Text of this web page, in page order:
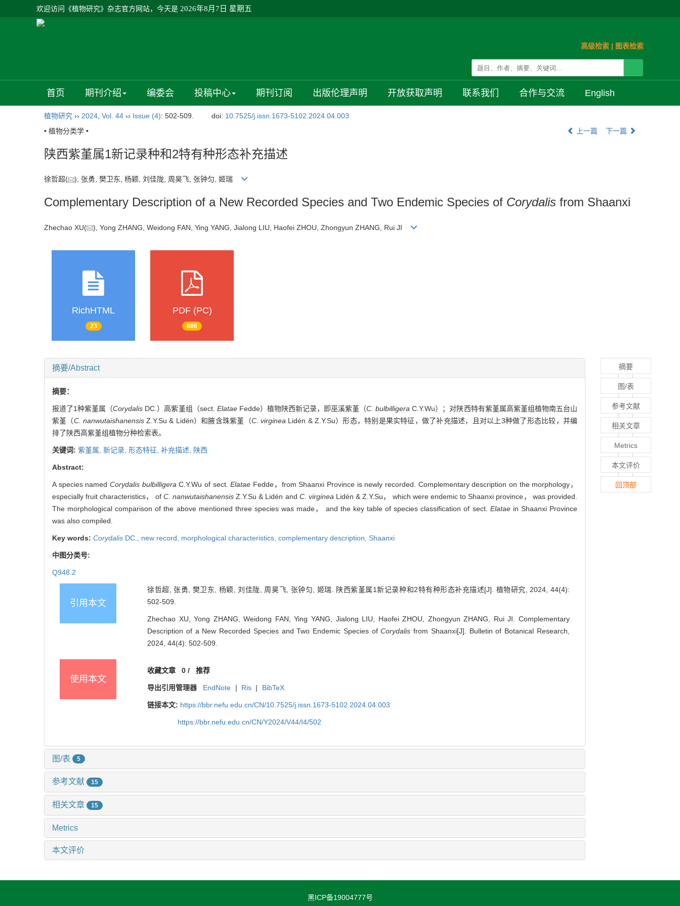
欢迎访问《植物研究》杂志官方网站，今天是 2026年8月7日 星期五
高级检索 | 图表检索
首页 期刊介绍 编委会 投稿中心 期刊订阅 出版伦理声明 开放获取声明 联系我们 合作与交流 English
植物研究 ›› 2024 Vol. 44 ›› Issue (4): 502-509. doi: 10.7525/j.issn.1673-5102.2024.04.003
• 植物分类学 •
上一篇 下一篇
陕西紫堇属1新记录种和2特有种形态补充描述
徐哲超( ), 张勇, 樊卫东, 杨颖, 刘佳陇, 周昊飞, 张钟匀, 姬瑞
Complementary Description of a New Recorded Species and Two Endemic Species of Corydalis from Shaanxi
Zhechao XU( ), Yong ZHANG, Weidong FAN, Ying YANG, Jialong LIU, Haofei ZHOU, Zhongyun ZHANG, Rui JI
RichHTML
23
PDF (PC)
886
摘要/Abstract
摘要：
报道了1种紫堇属（Corydalis DC.）高紫堇组（sect. ElataeFedde）植物陕西新记录，即巫溪紫堇（C. bulbilligera C.Y.Wu）；对陕西特有紫堇属高紫堇组植物南五台山
紫堇（C. nanwutaishanensisZ.Y.Su & Lidén）和腋含珠紫堇（C. virginea Lidén & Z.Y.Su）形态，特别是果实特征，做了补充描述，且对以上3种做了形态比较，并编
排了陕西高紫堇组植物分种检索表。
关键词: 紫堇属, 新记录, 形态特征, 补充描述, 陕西
Abstract:
A species namedCorydalis bulbilligera C.Y.Wu of sect.Elatae Fedde， from Shaanxi Province is newly recorded. Complementary description on the morphology，
especially fruit characteristics， of C. nanwutaishanensis Z.Y.Su & Lidén and C. virginea Lidén & Z.Y.Su， which were endemic to Shaanxi province， was provided.
The morphological comparison of the above mentioned three species was made， and the key table of species classification of sect. Elataein Shaanxi Province
was also compiled.
Key words: Corydalis DC., new record, morphological characteristics, complementary description, Shaanxi
中图分类号:
Q948.2
引用本文
徐哲超, 张勇, 樊卫东, 杨颖, 刘佳陇, 周昊飞, 张钟匀, 姬瑞. 陕西紫堇属1新记录种和2特有种形态补充描述[J]. 植物研究, 2024, 44(4):
502-509.
Zhechao XU, Yong ZHANG, Weidong FAN, Ying YANG, Jialong LIU, Haofei ZHOU, Zhongyun ZHANG, Rui JI. Complementary
Description of a New Recorded Species and Two Endemic Species ofCorydalis from Shaanxi[J]. Bulletin of Botanical Research,
2024, 44(4): 502-509.
使用本文
收藏文章 0 /推荐
导出引用管理器 EndNote | Ris | BibTeX
链接本文: https://bbr.nefu.edu.cn/CN/10.7525/j.issn.1673-5102.2024.04.003
https://bbr.nefu.edu.cn/CN/Y2024/V44/I4/502
图/表 5
参考文献 15
相关文章 15
Metrics
本文评价
摘要
图/表
参考文献
相关文章
Metrics
本文评价
回顶部
黑ICP备19004777号